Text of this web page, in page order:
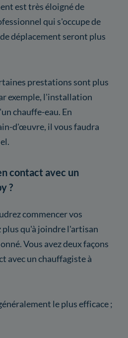
est très éloigné de
qui s'occupe de
déplacement seront plus
prestations sont plus
exemple, l'installation
chauffe-eau. En
d'œuvre, il vous faudra
contact avec un
?
commencer vos
plus qu'à joindre l'artisan
Vous avez deux façons
avec un chauffagiste à
le plus efficace ;